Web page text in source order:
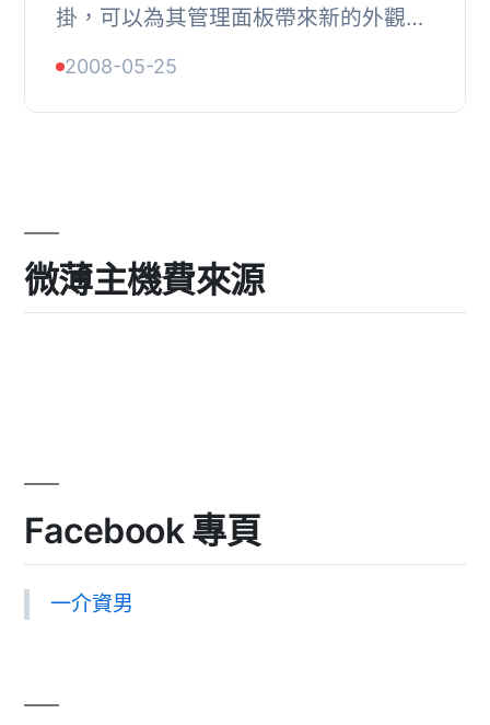
掛，可以為其管理面板帶來新的外觀，
在測試階段但可供下載。非常感謝
Dean Robinson ...
2008-05-25
微薄主機費來源
Facebook 專頁
一介資男